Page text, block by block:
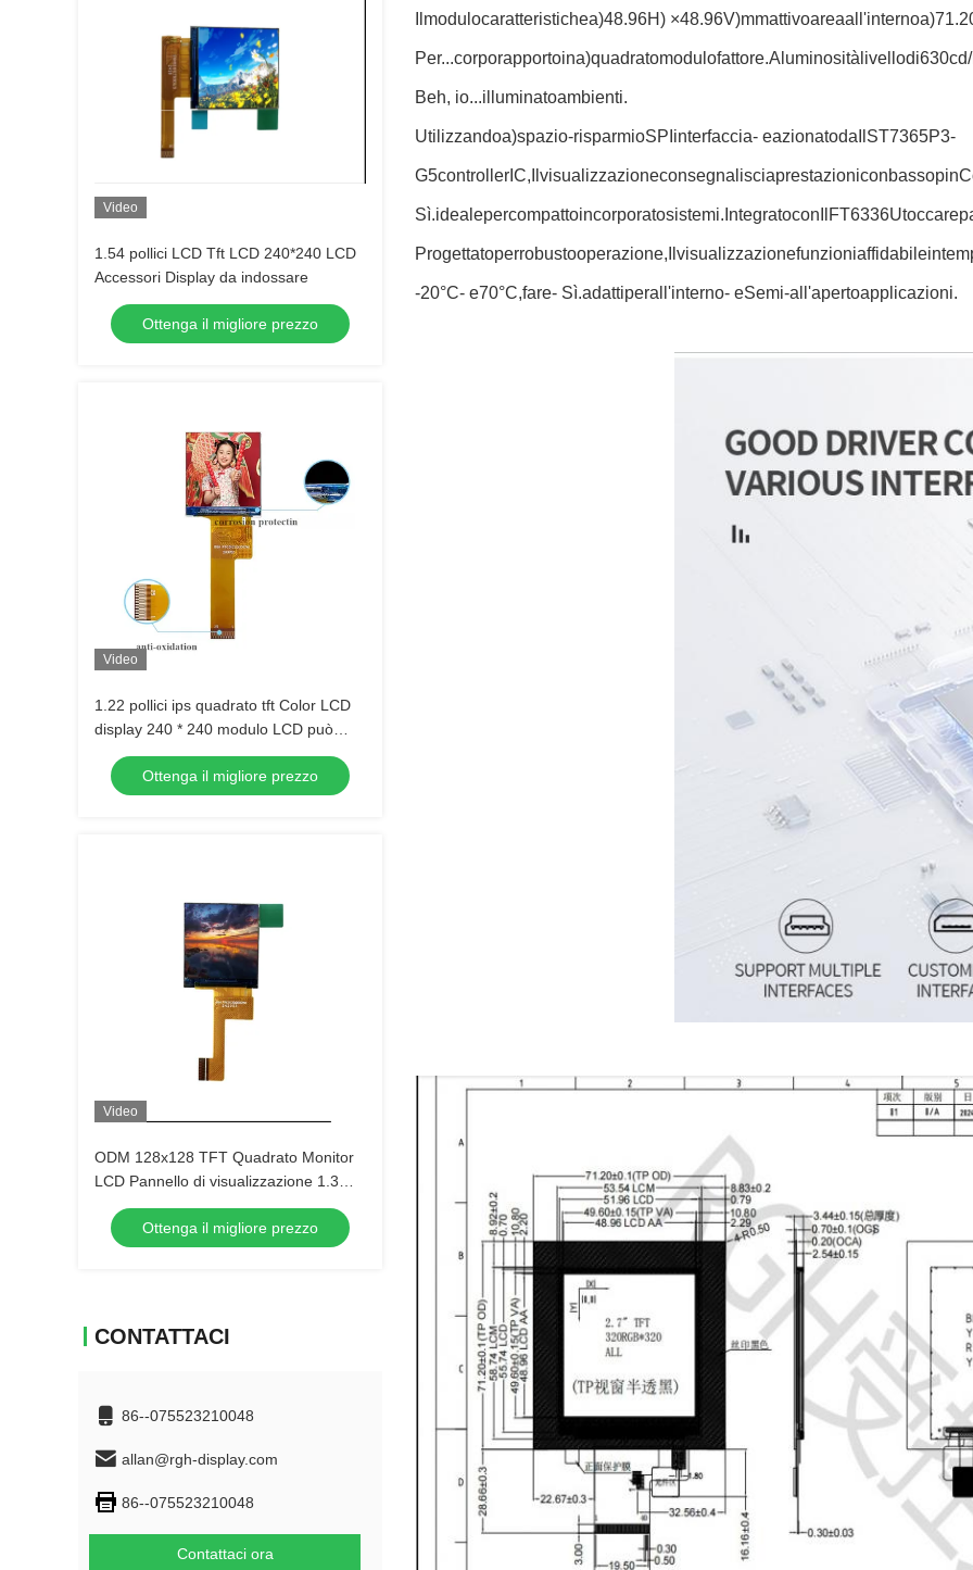
Video
1.54 pollici LCD Tft LCD 240*240 LCD
Accessori Display da indossare
Ottenga il migliore prezzo
Video
1.22 pollici ips quadrato tft Color LCD
display 240 * 240 modulo LCD può
essere toccata
Ottenga il migliore prezzo
Video
ODM 128x128 TFT Quadrato Monitor
LCD Pannello di visualizzazione 1.3
pollici 700cd/m2
Ottenga il migliore prezzo
CONTATTACI
86--075523210048
allan@rgh-display.com
86--075523210048
Contattaci ora
modulocaratteristichea)48.96H) ×48.96V)mmattivoareaall'internoa)
Per...corporapportoina)quadratomodulofattore.A luminosità livellodi630cd/
Beh, io...illuminatoambienti.
Utilizzandoa)spazio-risparmioSPI interfaccia- eazionatoda ST7365P3-
G5controller IC, visualizzazioneconsegna lisciaprestazioniconbassopin
Sì.idealepercompattoincorporatosistemi. Integratocon FT6336Utoccare
Progettatoperrobustooperazione, visualizzazionefunzioniaffidabilein
-20°C- e70°C,fare- Sì.adattiperall'interno- eSemi-all'apertoapplicazioni.